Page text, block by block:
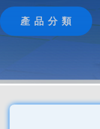
產 品 分 類